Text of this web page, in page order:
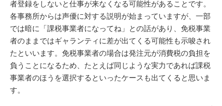
者登録をしないと仕事が来なくなる可能性があることです。
各事務所からは声優に対する説明が始まっていますが、一部
では暗に「課税事業者になってね」との話があり、免税事業
者のままではギャランティに差が出てくる可能性も示唆され
たといいます。免税事業者の場合は発注元が消費税の負担を
負うことになるため、たとえば同じような実力であれば課税
事業者のほうを選択するといったケースも出てくると思いま
す。